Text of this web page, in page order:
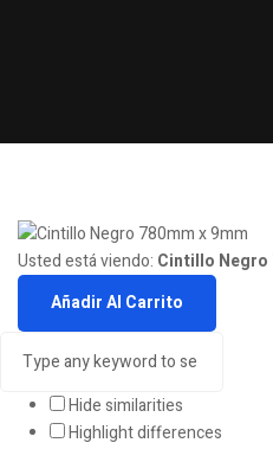
Usted está viendo: Cintillo Negro
Añadir Al Carrito
Hide similarities
Highlight differences